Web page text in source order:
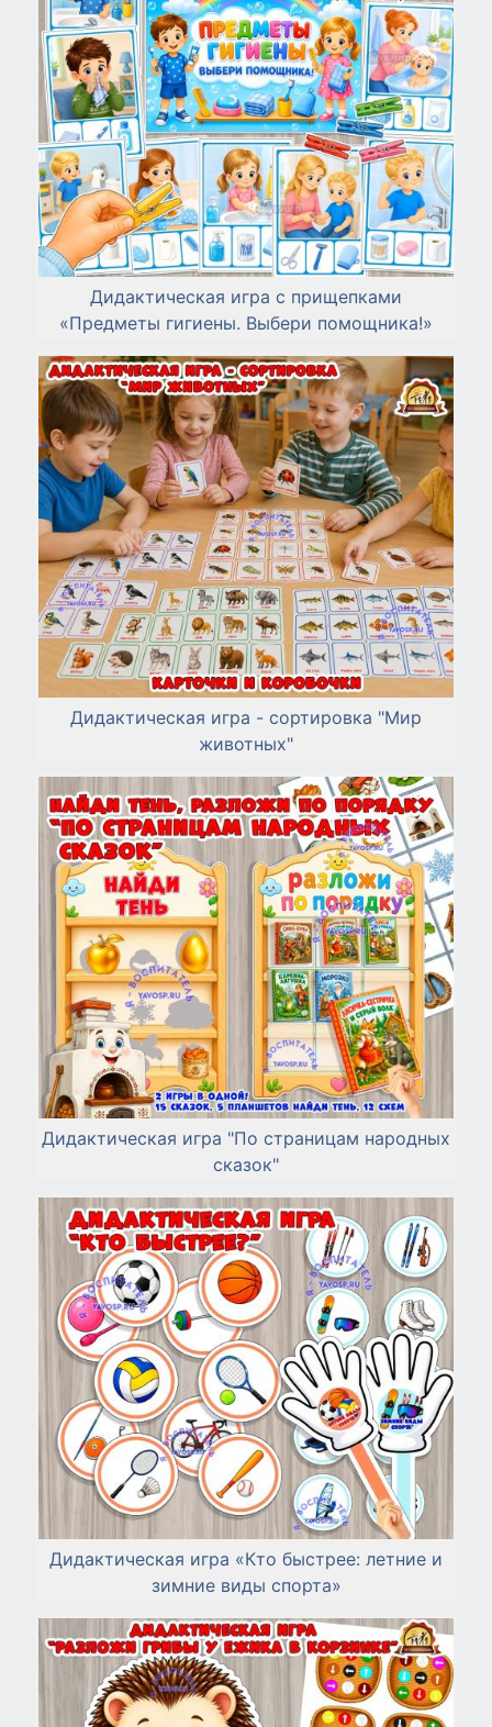
Дидактическая игра с прищепками
«Предметы гигиены. Выбери помощника!»
Дидактическая игра - сортировка "Мир
животных"
Дидактическая игра "По страницам народных
сказок"
Дидактическая игра «Кто быстрее: летние и
зимние виды спорта»